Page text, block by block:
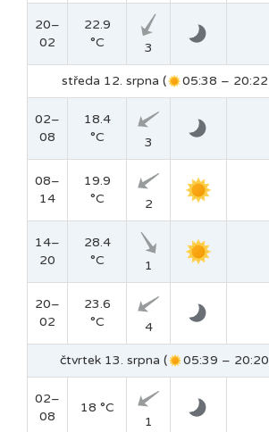
20–
02
22.9
°C
3
středa 12. srpna ( 05:38 – 20:22
02–
08
18.4
°C
3
08–
14
19.9
°C
2
14–
20
28.4
°C
1
20–
02
23.6
°C
4
čtvrtek 13. srpna ( 05:39 – 20:20
02–
08
18 °C
1